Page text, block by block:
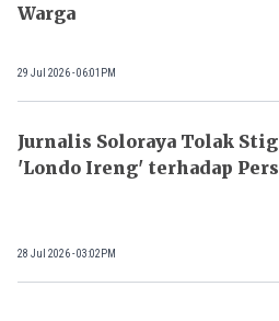
Warga
29 Jul 2026 - 06:01PM
Jurnalis Soloraya Tolak
'Londo Ireng' terhadap Pers
28 Jul 2026 - 03:02PM